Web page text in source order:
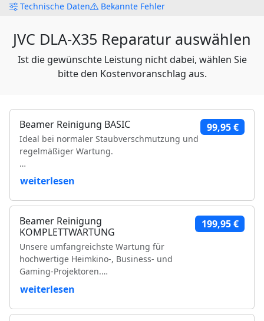
Technische Daten Bekannte Fehler
JVC DLA-X35 Reparatur auswählen
Ist die gewünschte Leistung nicht dabei, wählen Sie
bitte den Kostenvoranschlag aus.
Beamer Reinigung BASIC
Ideal bei normaler Staubverschmutzung und
regelmäßiger Wartung.
Leistungsumfang:
Reinigung der Luftfilter und Gehäuseteile
Reinigung der Kühlkörper
Objektivreinigung
Entfernung loser Staubablagerungen im
Geräteinneren
Prüfung der Bildqualität
Funktionsprüfung
weiterlesen
99,95 €
Beamer Reinigung
KOMPLETTWARTUNG
Unsere umfangreichste Wartung für
hochwertige Heimkino-, Business- und
Gaming-Projektoren.
Leistungsumfang:
weiterlesen
199,95 €